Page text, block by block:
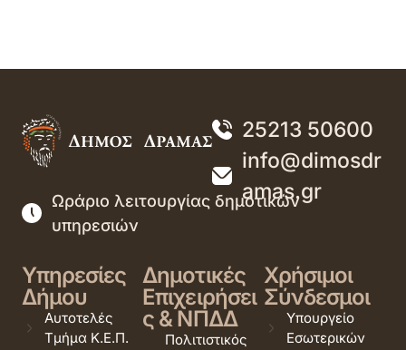
25213 50600
info@dimosdr
amas.gr
Ωράριο λειτουργίας δημοτικών
υπηρεσιών
Υπηρεσίες
Δήμου
Αυτοτελές
Τμήμα Κ.Ε.Π.
Δημοτικές
Επιχειρήσει
ς & ΝΠΔΔ
Πολιτιστικός
Χρήσιμοι
Σύνδεσμοι
Υπουργείο
Εσωτερικών